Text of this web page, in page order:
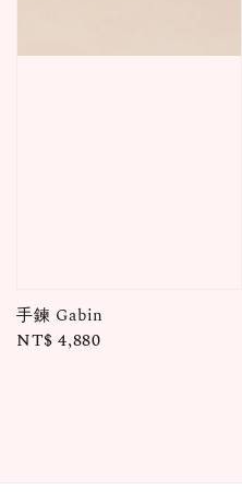
手鍊 Gabin
Regular
NT$ 4,880